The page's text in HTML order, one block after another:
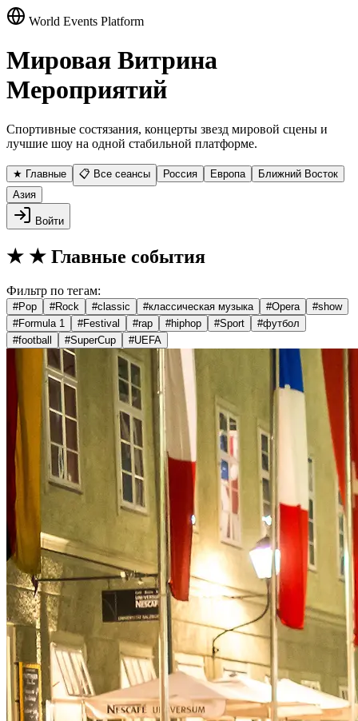
World Events Platform
Мировая Витрина
Мероприятий
Спортивные состязания, концерты звезд мировой сцены и
лучшие шоу на одной стабильной платформе.
★ Главные 📋 Все сеансы Россия Европа
Ближний Восток
Азия
Войти
★ ★ Главные события
Фильтр по тегам:
#Pop #Rock #classic #классическая музыка #Opera #show
#Formula 1 #Festival #rap #hiphop #Sport #футбол
#football #SuperCup #UEFA